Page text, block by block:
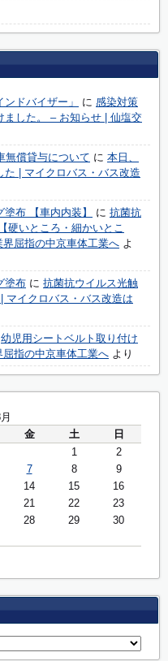
ドバイザー」 に 感染対策
ました。 – お知らせ | 仙塩交
無償貸与について に 本日、
| マイクロバス・バス改造
布 【車内内装】
に 抗菌抗
硬いところ・細かいとこ
屈指の中京車体工業へ よ
塗布 に 抗菌抗ウイルス光触
マイクロバス・バス改造は
幼児用シートベルト取り付け
指の中京車体工業へ より
金 土
日
1
2
7 8
9
14 15
16
21 22
23
28 29
30